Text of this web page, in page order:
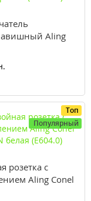
Aling
цвет "Черный"
Топ
Популярный
розетка с
Aling Conel
(E604.0)